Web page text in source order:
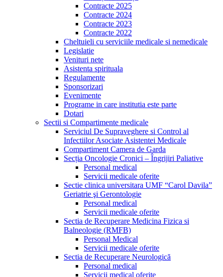
Contracte 2025
Contracte 2024
Contracte 2023
Contracte 2022
Cheltuieli cu serviciile medicale si nemedicale
Legislatie
Venituri nete
Asistenta spirituala
Regulamente
Sponsorizari
Evenimente
Programe in care institutia este parte
Dotari
Sectii si Compartimente medicale
Serviciul De Supraveghere si Control al
Infectiilor Asociate Asistentei Medicale
Compartiment Camera de Garda
Secția Oncologie Cronici – Îngrijiri Paliative
Personal medical
Servicii medicale oferite
Sectie clinica universitara UMF “Carol Davila”
Geriatrie şi Gerontologie
Personal medical
Servicii medicale oferite
Sectia de Recuperare Medicina Fizica si
Balneologie (RMFB)
Personal Medical
Servicii medicale oferite
Sectia de Recuperare Neurologică
Personal medical
Servicii medical oferite